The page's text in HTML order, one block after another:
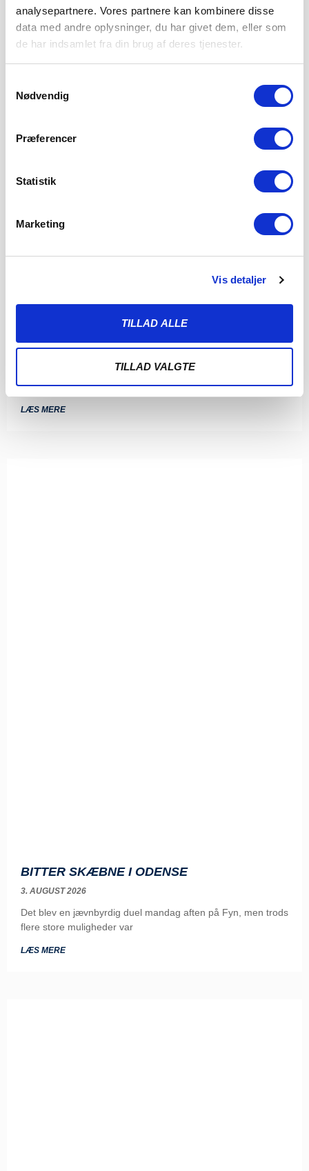
analysepartnere. Vores partnere kan kombinere disse
data med andre oplysninger, du har givet dem, eller som
de har indsamlet fra din brug af deres tjenester.
Nødvendig
Præferencer
Statistik
Marketing
Vis detaljer
TILLAD ALLE
TILLAD VALGTE
SØNDERJYSKE FODBOLD HENTER
TOPSCORER I ESTLAND
4. AUGUST 2026
Sønderjyske Fodbold henter den gambiske angriber
Bubacarr Tambedou, der er topscorer i den estiske liga.
LÆS MERE
BITTER SKÆBNE I ODENSE
3. AUGUST 2026
Det blev en jævnbyrdig duel mandag aften på Fyn, men trods
flere store muligheder var
LÆS MERE